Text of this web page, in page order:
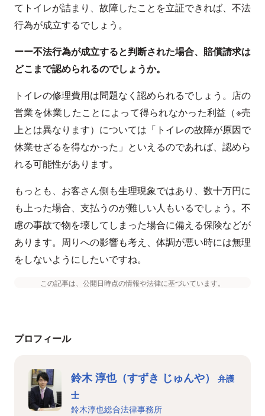
てトイレが詰まり、故障したことを立証できれば、不法
行為が成立するでしょう。
ーー不法行為が成立すると判断された場合、賠償請求は
どこまで認められるのでしょうか。
トイレの修理費用は問題なく認められるでしょう。店の
営業を休業したことによって得られなかった利益（※売
上とは異なります）については「トイレの故障が原因で
休業せざるを得なかった」といえるのであれば、認めら
れる可能性があります。
もっとも、お客さん側も生理現象ではあり、数十万円に
も上った場合、支払うのが難しい人もいるでしょう。不
慮の事故で物を壊してしまった場合に備える保険などが
あります。周りへの影響も考え、体調が悪い時には無理
をしないようにしたいですね。
この記事は、公開日時点の情報や法律に基づいています。
プロフィール
鈴木 淳也（すずき じゅんや）
弁護
士
鈴木淳也総合法律事務所